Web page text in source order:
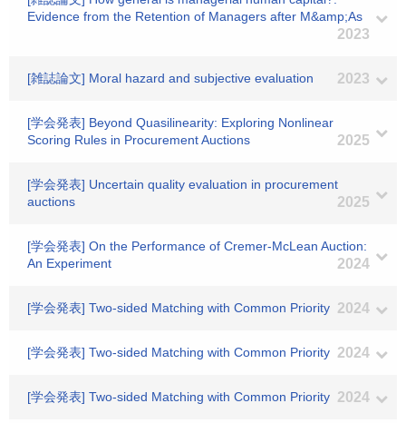
Evidence from the Retention of Managers after M&amp;As
2023
[雑誌論文] Moral hazard and subjective evaluation 2023
[学会発表] Beyond Quasilinearity: Exploring Nonlinear
Scoring Rules in Procurement Auctions
2025
[学会発表] Uncertain quality evaluation in procurement
auctions
2025
[学会発表] On the Performance of Cremer-McLean Auction:
An Experiment
2024
[学会発表] Two-sided Matching with Common Priority 2024
[学会発表] Two-sided Matching with Common Priority 2024
[学会発表] Two-sided Matching with Common Priority 2024